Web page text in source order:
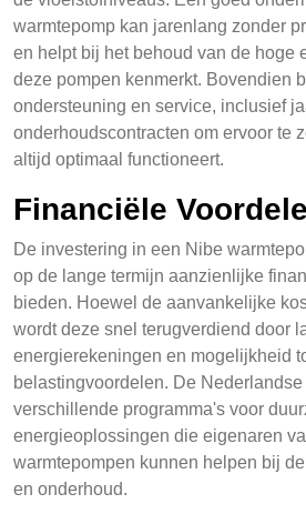
warmtepomp kan jarenlang zonder
en helpt bij het behoud van de hoge
deze pompen kenmerkt. Bovendien
ondersteuning en service, inclusief
onderhoudscontracten om ervoor te
altijd optimaal functioneert.
Financiële
De investering in een Nibe
op de lange termijn aanzienlijke
bieden. Hoewel de aanvankelijke
wordt deze snel terugverdiend door
energierekeningen en mogelijkheid
belastingvoordelen. De
verschillende programma's voor
energieoplossingen die eigenaren
warmtepompen kunnen helpen bij
en onderhoud.